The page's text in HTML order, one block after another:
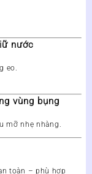
nước
eo.
vùng bụng
mỡ nhẹ nhàng.
toàn – phù hợp